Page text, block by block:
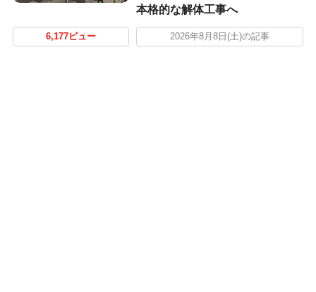
本格的な解体工事へ
6,177ビュー 2026年8月8日(土)の記事